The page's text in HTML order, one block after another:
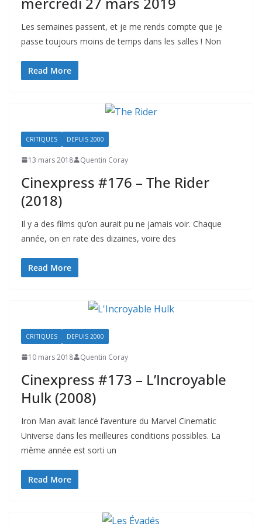
Les semaines passent, et je me rends compte que je
passe toujours moins de temps dans les salles ! Non
Read More
CRITIQUES DEPUIS 2000
13 mars 2018 Quentin Coray
Cinexpress #176 – The Rider
(2018)
Il y a des films qu’on aurait pu ne jamais voir. Chaque
année, on en rate des dizaines, voire des
Read More
CRITIQUES DEPUIS 2000
10 mars 2018 Quentin Coray
Cinexpress #173 – L’Incroyable
Hulk (2008)
Iron Man avait lancé l’aventure du Marvel Cinematic
Universe dans les meilleures conditions possibles. La
même année est sorti un
Read More